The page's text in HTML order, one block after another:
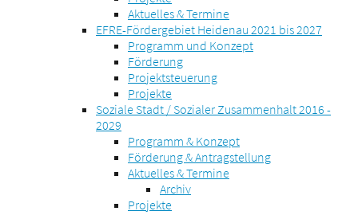
Aktuelles & Termine
EFRE-Fördergebiet Heidenau 2021 bis 2027
Programm und Konzept
Förderung
Projektsteuerung
Projekte
Soziale Stadt / Sozialer Zusammenhalt 2016 -
2029
Programm & Konzept
Förderung & Antragstellung
Aktuelles & Termine
Archiv
Projekte